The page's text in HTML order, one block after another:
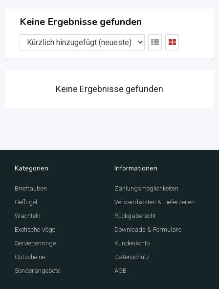
Keine Ergebnisse gefunden
Keine Ergebnisse gefunden
Kategorien
Brieftauben
Geflügel
Wachteln
Exotische Vögel
Serviettenringe
Gutscheine
Sonderangebote
Informationen
Zahlungsmöglichkeiten
Versandkosten & Lieferzeiten
Rückgaberecht
Downloads & Formulare
Kundenkonto
Datenschutz
AGB